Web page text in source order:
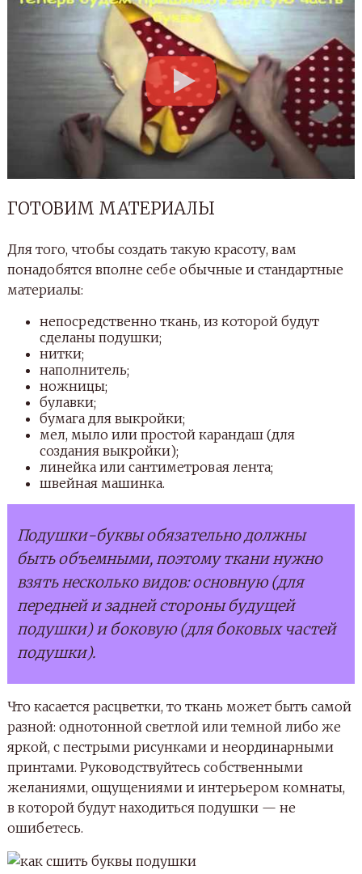
быть объемными, поэтому ткани нужно
взять несколько видов: основную (для
передней и задней стороны будущей
подушки) и боковую (для боковых частей
Что касается расцветки, то ткань может быть самой
разной: однотонной светлой или темной либо же
принтами. Руководствуйтесь собственными
в которой будут находиться подушки — не
ошибетесь.
Нитки тоже должны соответствовать ткани по
цвету, иначе получится что-то очень странное и не
совсем красивое. В качестве материала
наполнителя можно использовать вату, синтепон
(зарекомендовал себя, как достаточно хороший
наполнитель) или кусочки ткани, если их у вас
много, а ничего другого под рукой не имеется. В
этом случае готовьтесь к тому, что подушки
получатся несколько рыхлыми или слишком
После того, как все материалы в сборе, а вы
заряжены хорошим настроением и оптимизмом,
можно приступать к работе.
ПОСЛЕДОВАТЕЛЬНОСТЬ РАБОТ
сначала эту букву нарисовать. На бумаге рисуем
выкройку выбранной буквы и затем переносим на
основную ткань две таких детали, разумеется, в
зеркальном отражении. Если вы плохо рисуете, то
просто распечатайте букву требуемого размера,
вырежьте ее и также перенесите на ткань. О
припусках на швы тоже не забудьте — 0,7 см или 1